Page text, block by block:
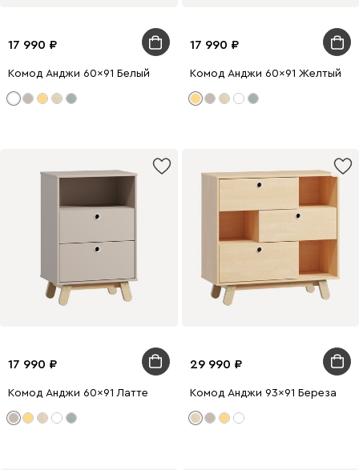
17 990
Комод Анджи 60x91 Белый
17 990
Комод Анджи 60x91 Желтый
17 990
Комод Анджи 60x91 Латте
29 990
Комод Анджи 93x91 Береза